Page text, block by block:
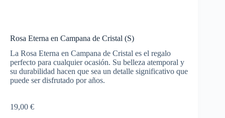
Rosa Eterna en Campana de Cristal (S)
La Rosa Eterna en Campana de Cristal es el regalo
perfecto para cualquier ocasión. Su belleza atemporal y
su durabilidad hacen que sea un detalle significativo que
puede ser disfrutado por años.
19,00 €